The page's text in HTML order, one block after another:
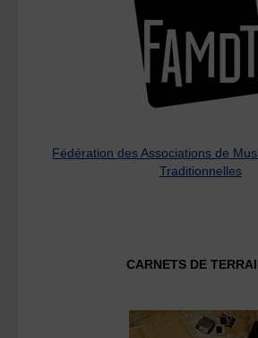
Fédération des Associations de
Traditionnelles
CARNETS DE